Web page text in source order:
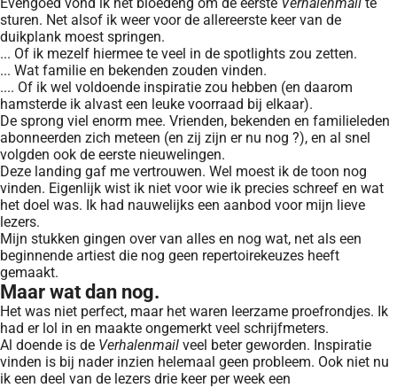
sturen. Net alsof ik weer voor de allereerste keer van de
duikplank moest springen.
... Of ik mezelf hiermee te veel in de spotlights zou zetten.
... Wat familie en bekenden zouden vinden.
.... Of ik wel voldoende inspiratie zou hebben (en daarom
hamsterde ik alvast een leuke voorraad bij elkaar).
De sprong viel enorm mee. Vrienden, bekenden en familieleden
abonneerden zich meteen (en zij zijn er nu nog ?), en al snel
volgden ook de eerste nieuwelingen.
Deze landing gaf me vertrouwen. Wel moest ik de toon nog
vinden. Eigenlijk wist ik niet voor wie ik precies schreef en wat
het doel was. Ik had nauwelijks een aanbod voor mijn lieve
lezers.
Mijn stukken gingen over van alles en nog wat, net als een
beginnende artiest die nog geen repertoirekeuzes heeft
gemaakt.
Maar wat dan nog.
Het was niet perfect, maar het waren leerzame proefrondjes. Ik
had er lol in en maakte ongemerkt veel schrijfmeters.
Al doende is de Verhalenmail veel beter geworden. Inspiratie
vinden is bij nader inzien helemaal geen probleem. Ook niet nu
ik een deel van de lezers drie keer per week een